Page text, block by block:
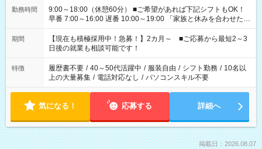
勤務時間
9:00～18:00（休憩60分） ■ご希望があれば下記シフトもOK！
早番 7:00～16:00 遅番 10:00～19:00 「家族と休みを合わせた
い」 「余裕を持って夕飯の準備がしたい」 「できれば残業はし
たくない」 など、ご希望を教えてくださいね。 ※Wワーク希望
の方へ 今ご覧のお仕事で希望する勤務時間と、もう1つのお仕事
の勤務時間。 合計で週40時間を超える場合は応募できません。
期間
【現在も積極採用中！急募！】2カ月～ ■ご応募から最短2～3
日後の就業も相談可能です！
特徴 履歴書不要 / 40～50代活躍中 / 服装自由 / シフト勤務 / 10名以
上の大量募集 / 電話対応なし / パソコンスキル不要
気になる！ 応募する 詳細へ
掲載日：2026.08.07